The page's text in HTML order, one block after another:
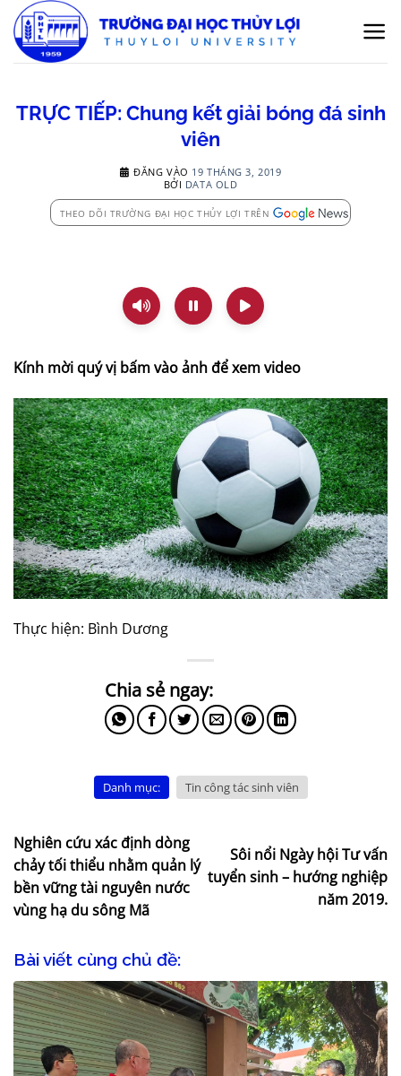
qua
nội
TRỰC TIẾP: Chung kết giải bóng đá sinh
viên
ĐĂNG VÀO 19 THÁNG 3, 2019
BỞI DATA OLD
THEO DÕI TRƯỜNG ĐẠI HỌC THỦY LỢI TRÊN
Kính mời quý vị bấm vào ảnh để xem video
Thực hiện: Bình Dương
Danh mục: Tin công tác sinh viên
Nghiên cứu xác định dòng
chảy tối thiểu nhằm quản lý
bền vững tài nguyên nước
vùng hạ du sông Mã
Sôi nổi Ngày hội Tư vấn
tuyển sinh – hướng nghiệp
năm 2019.
Bài viết cùng chủ đề: